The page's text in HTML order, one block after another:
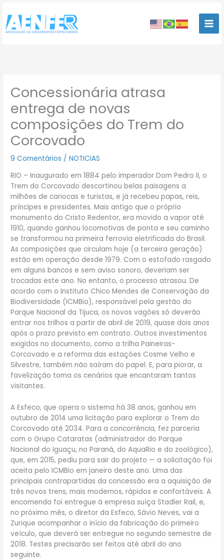
para
conteúdo
Concessionária atrasa
entrega de novas
composições do Trem do
Corcovado
9 Comentários /NOTICIAS
RIO – Inaugurado em 1884 pelo imperador Dom Pedro II, o
Trem do Corcovado descortinou belas paisagens a
milhões de cariocas e turistas, e já recebeu papas, reis,
príncipes e presidentes. Mais antigo que o próprio
monumento do Cristo Redentor, era movido a vapor até
1910, quando ganhou locomotivas de ponta e seu caminho
se transformou na primeira ferrovia eletrificada do Brasil.
As composições que circulam hoje (a terceira geração)
estão em operação desde 1979. Com o estofado rasgado
em alguns bancos e sem aviso sonoro, deveriam ser
trocadas este ano. No entanto, o processo atrasou. De
acordo com o Instituto Chico Mendes de Conservação da
Biodiversidade (ICMBio), responsável pela gestão do
Parque Nacional da Tijuca, os novos vagões só deverão
entrar nos trilhos a partir de abril de 2019, quase dois anos
após o prazo previsto em contrato. Outros investimentos
exigidos no documento, como a trilha Paineiras-
Corcovado e a reforma das estações Cosme Velho e
Silvestre, também não saíram do papel. E, para piorar, a
favelização toma os cenários que encantaram tantos
visitantes.
A Esfeco, que opera o sistema há 38 anos, ganhou em
outubro de 2014 uma licitação para explorar o Trem do
Corcovado até 2034. Para a concorrência, fez parceria
com o Grupo Cataratas (administrador do Parque
Nacional do Iguaçu, no Paraná, do AquaRio e do zoológico),
que, em 2015, pediu para sair do projeto — a solicitação foi
aceita pelo ICMBio em janeiro deste ano. Uma das
principais contrapartidas da concessão era a aquisição de
três novos trens, mais modernos, rápidos e confortáveis. A
encomenda foi entregue à empresa suíça Stadler Rail, e,
no próximo mês, o diretor da Esfeco, Sávio Neves, vai a
Zurique acompanhar o início da fabricação do primeiro
veículo, que deverá ser entregue no segundo semestre de
2018. Testes precisarão ser feitos até abril do ano
seguinte.